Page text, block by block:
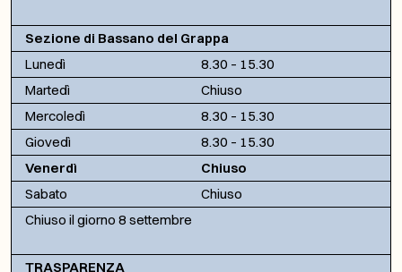
Sezione di Bassano del Grappa
Lunedì
8.30 – 15.30
Martedì
Chiuso
Mercoledì
8.30 – 15.30
Giovedì
8.30 – 15.30
Venerdì
Chiuso
Sabato
Chiuso
Chiuso il giorno 8 settembre
TRASPARENZA